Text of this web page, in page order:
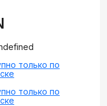
только по
только по